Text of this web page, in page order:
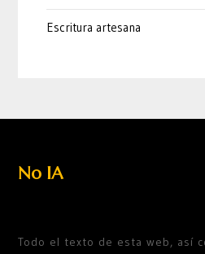
Escritura artesana
No IA
Todo el texto de esta web, así